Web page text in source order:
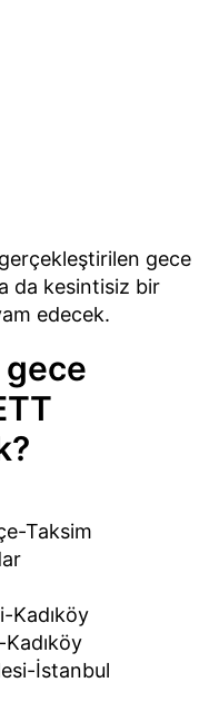
gece
da kesintisiz bir
edecek.
gece
Taksim
Kadıköy
İstanbul